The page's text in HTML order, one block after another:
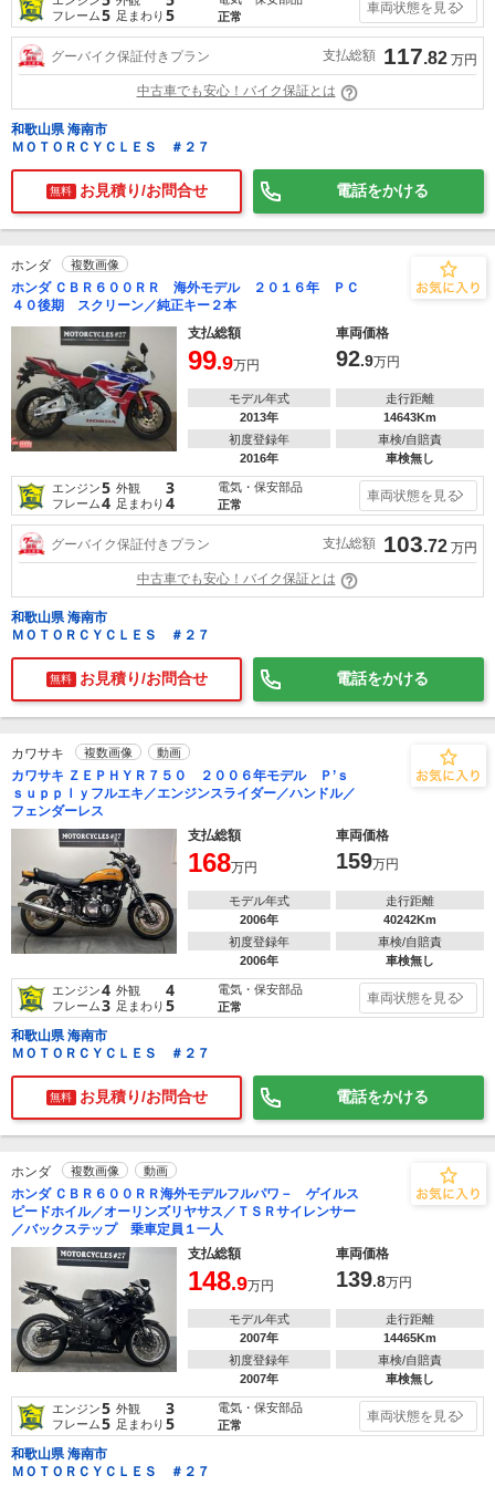
フレーム5 足まわり 5
正常
車両状態を見る
グーバイク保証付きプラン 支払総額 117.82 万円
中古車でも安心！バイク保証とは
和歌山県 海南市
ＭＯＴＯＲＣＹＣＬＥＳ ＃２７
無料 お見積り/お問合せ 電話をかける
ホンダ 複数画像
ホンダ ＣＢＲ６００ＲＲ 海外モデル ２０１６年 ＰＣ
４０後期 スクリーン／純正キー２本
支払総額
車両価格
99.9万円 92.9万円
モデル年式
2013年
走行距離
14643Km
初度登録年
2016年
車検/自賠責
車検無し
エンジン5 外観 3
フレーム4 足まわり 4
電気・保安部品
正常
車両状態を見る
グーバイク保証付きプラン 支払総額 103.72 万円
中古車でも安心！バイク保証とは
和歌山県 海南市
ＭＯＴＯＲＣＹＣＬＥＳ ＃２７
無料 お見積り/お問合せ 電話をかける
カワサキ 複数画像 動画
カワサキ ＺＥＰＨＹＲ７５０ ２００６年モデル Ｐ’ｓ
ｓｕｐｐｌｙフルエキ／エンジンスライダー／ハンドル／
フェンダーレス
支払総額
車両価格
168万円 159万円
モデル年式
2006年
走行距離
40242Km
初度登録年
2006年
車検/自賠責
車検無し
エンジン4 外観 4
フレーム3 足まわり 5
電気・保安部品
正常
車両状態を見る
和歌山県 海南市
ＭＯＴＯＲＣＹＣＬＥＳ ＃２７
無料 お見積り/お問合せ 電話をかける
ホンダ 複数画像 動画
ホンダ ＣＢＲ６００ＲＲ海外モデルフルパワ－ ゲイルス
ピードホイル／オーリンズリヤサス／ＴＳＲサイレンサー
／バックステップ 乗車定員１一人
支払総額
車両価格
148.9万円 139.8万円
モデル年式
2007年
走行距離
14465Km
初度登録年
2007年
車検/自賠責
車検無し
エンジン5 外観 3
フレーム5 足まわり 5
電気・保安部品
正常
車両状態を見る
和歌山県 海南市
ＭＯＴＯＲＣＹＣＬＥＳ ＃２７